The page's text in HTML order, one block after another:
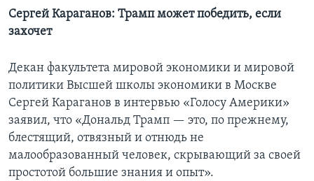
Сергей Караганов: Трамп может победить, если
захочет
Декан факультета мировой экономики и мировой
политики Высшей школы экономики в Москве
Сергей Караганов в интервью «Голосу Америки»
заявил, что «Дональд Трамп — это, по прежнему,
блестящий, отвязный и отнюдь не
малообразованный человек, скрывающий за своей
простотой большие знания и опыт».